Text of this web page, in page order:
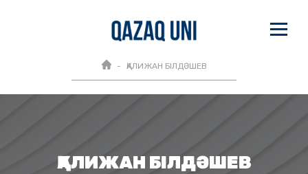
ҚАЛИЖАН БІЛДӘШЕВ
ҚАЛИЖАН БІЛДӘШЕВ